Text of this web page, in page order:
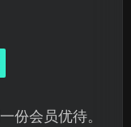
份会员优待。